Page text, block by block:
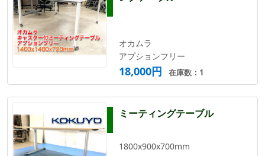
オカムラ
アプションフリー
18,000円 在庫数：1
ミーティングテーブル
1800x900x700mm